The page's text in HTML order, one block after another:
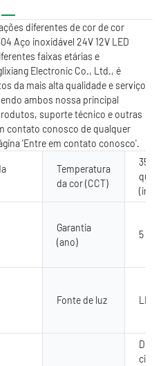
diferentes de cor de cor
Aço inoxidável 24V 12V LED
faixas etárias e
Electronic Co., Ltd., é
da mais alta qualidade e serviço
ambos nossa principal
suporte técnico e outras
contato conosco de qualquer
'Entre em contato conosco'.
Temperatura
da cor (CCT)
(ir/rf/
Garantia
(ano)
5
Fonte de luz LED